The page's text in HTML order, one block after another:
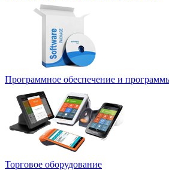
Программное обеспечение и
Торговое оборудование